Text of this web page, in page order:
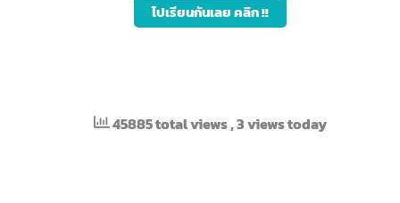
ไปเรียนกันเลย คลิก !!
45885 total views, 3 views today